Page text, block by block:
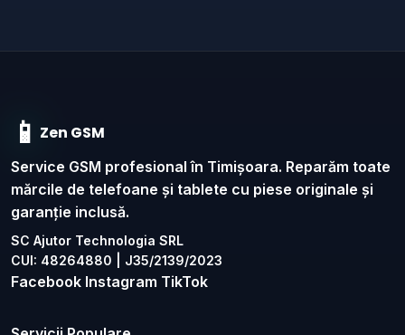
📱 Zen GSM
Service GSM profesional în Timișoara. Reparăm toate
mărcile de telefoane și tablete cu piese originale și
garanție inclusă.
SC Ajutor Technologia SRL
CUI: 48264880 | J35/2139/2023
Facebook Instagram TikTok